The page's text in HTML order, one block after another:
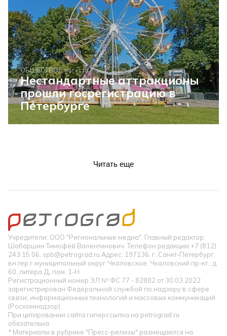
ОБЩЕСТВО6 августа
Нестандартные аттракционы
прошли госрегистрацию в
Петербурге
Читать еще
Учредители: ООО "Региональные медиа". Главный редактор:
Шабаршин Тимофей Валентинович. Телефон редакции +7 (812)
243 15 06, spb@petrograd.ru Адрес: 197136, г. Санкт-Петербург,
вн.тер.г.муниципальный округ Чкаловское, Чкаловский пр-кт., д.
60, литера Д, пом. 1-Н
Регистрационный номер ЭЛ № ФС 77 - 82882 от 30.03.2022
зарегистрирован Федеральной службой по надзору в сфере
связи, информационных технологий и массовых коммуникаций
(Роскомнадзор).
При цитировании сайта гиперссылка на petrograd.ru
обязательна.
* Материалы в рубрике "Пресс-релизы" размещаются на